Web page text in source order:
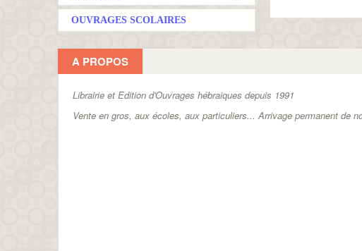
OUVRAGES SCOLAIRES
A PROPOS
Librairie et Edition d'Ouvrages hébraiques depuis 1991
Vente en gros, aux écoles, aux particuliers...Arrivage permanent de